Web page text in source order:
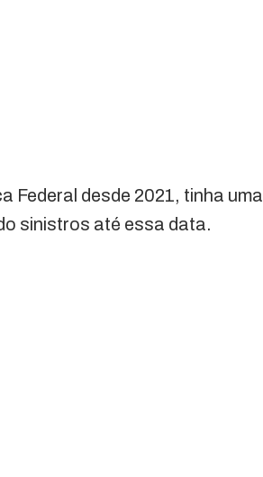
Federal desde 2021, tinha uma
sinistros até essa data.